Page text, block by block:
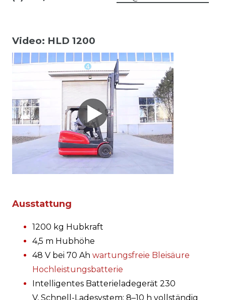
Video: HLD 1200
Ausstattung
1200 kg Hubkraft
4,5 m Hubhöhe
48 V bei 70 Ah wartungsfreie Bleisäure
Hochleistungsbatterie
Intelligentes Batterieladegerät 230
V, Schnell-Ladesystem: 8–10 h vollständig